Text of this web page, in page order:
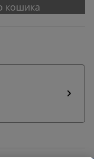
кошика